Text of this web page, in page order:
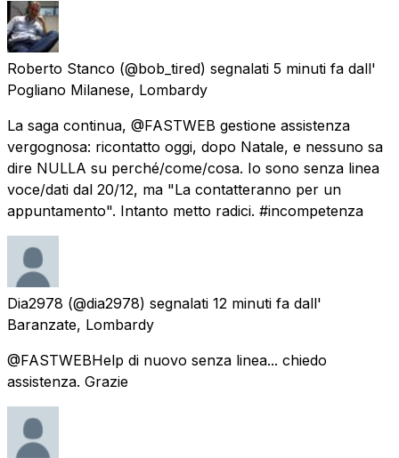
Roberto Stanco (@bob_tired) segnalati 5 minuti fa dall'
Pogliano Milanese, Lombardy
La saga continua, @FASTWEB gestione assistenza
vergognosa: ricontatto oggi, dopo Natale, e nessuno sa
dire NULLA su perché/come/cosa. Io sono senza linea
voce/dati dal 20/12, ma "La contatteranno per un
appuntamento". Intanto metto radici. #incompetenza
Dia2978 (@dia2978) segnalati 12 minuti fa dall'
Baranzate, Lombardy
@FASTWEBHelp di nuovo senza linea... chiedo
assistenza. Grazie